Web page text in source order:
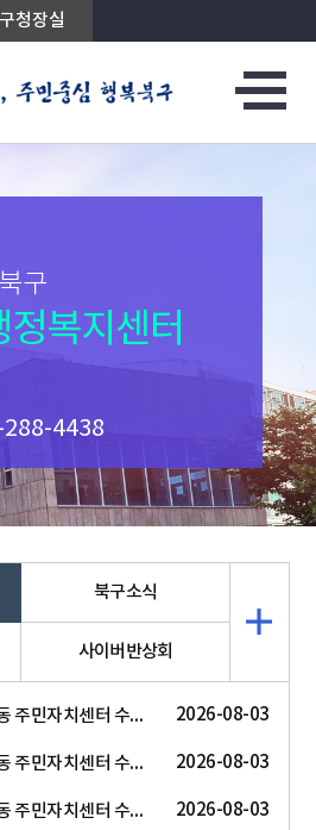
청장실
구
정복지센터
4438
2026년 상반기 염포동 주민자치센터 수강료 수입지출현황 공고 2026-08-03
2025년 하반기 염포동 주민자치센터 수강료 수입지출현황 공고 2026-08-03
2025년 상반기 염포동 주민자치센터 수강료 수입지출현황 공고 2026-08-03
북구소식
사이버반상회